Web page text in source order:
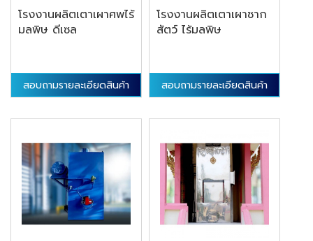
โรงงานผลิตเตาเผาศพไร้
มลพิษ ดีเซล
สอบถามรายละเอียดสินค้า
โรงงานผลิตเตาเผาซาก
สัตว์ ไร้มลพิษ
สอบถามรายละเอียดสินค้า